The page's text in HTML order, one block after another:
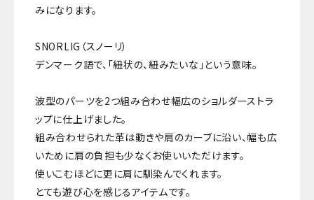
みになります。
SNORLIG（スノーリ）
デンマーク語で、「紐状の、紐みたいな」という意味。
波型のパーツを2つ組み合わせ幅広のショルダーストラ
ップに仕上げました。
組み合わせられた革は動きや肩のカーブに沿い、幅も広
いために肩の負担も少なくお使いいただけます。
使いこむほどに更に肩に馴染んでくれます。
とても遊び心を感じるアイテムです。